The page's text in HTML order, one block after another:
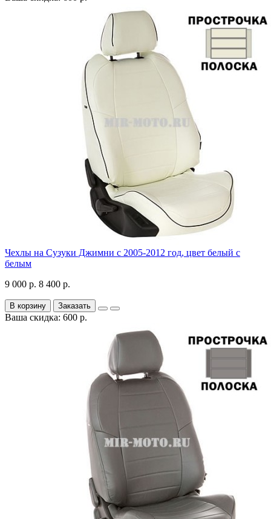
Чехлы на Сузуки Джимни с 2005-2012 год, цвет белый с
белым
9 000 р. 8 400 р.
В корзину Заказать
Ваша скидка: 600 р.